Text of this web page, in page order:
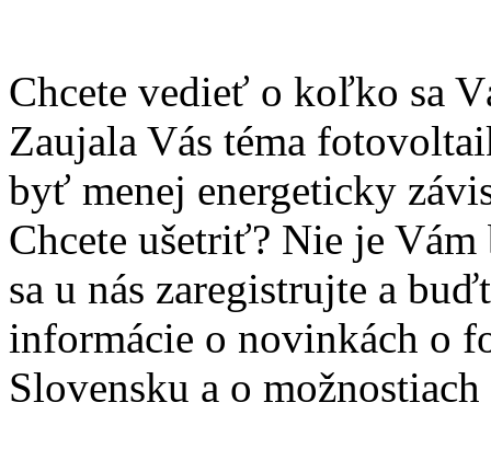
Chcete vedieť o koľko sa
Zaujala Vás téma
byť menej energeticky
Chcete ušetriť? Nie je
sa u nás zaregistrujte a
informácie o novinkách o
Slovensku a o